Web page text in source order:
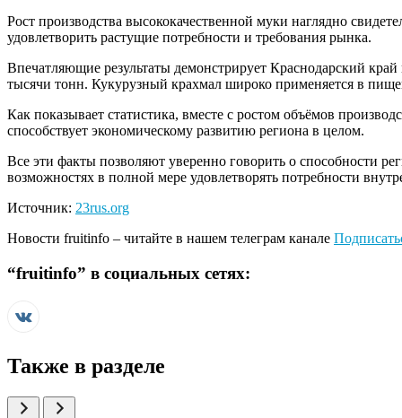
Рост производства высококачественной муки наглядно
удовлетворить растущие потребности и требования рынка.
Впечатляющие результаты демонстрирует Краснодарский
тысячи тонн. Кукурузный крахмал широко применяется в
Как показывает статистика, вместе с ростом объёмов
способствует экономическому развитию региона в целом.
Все эти факты позволяют уверенно говорить о способности
возможностях в полной мере удовлетворять потребности
Источник: 23rus.org
Новости fruitinfo – читайте в нашем телеграм канале
“fruitinfo” в социальных сетях:
Также в разделе